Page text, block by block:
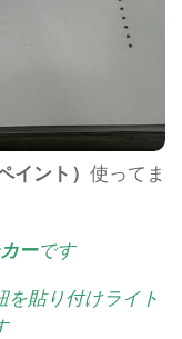
イント） 使ってま
ーです
を貼り付けライト